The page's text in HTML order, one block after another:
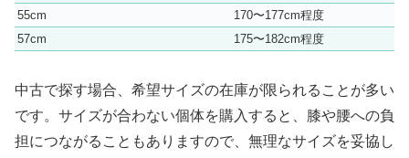
55cm
170〜177cm程度
57cm
175〜182cm程度
中古で探す場合、希望サイズの在庫が限られることが多い
です。サイズが合わない個体を購入すると、膝や腰への負
担につながることもありますので、無理なサイズを妥協し